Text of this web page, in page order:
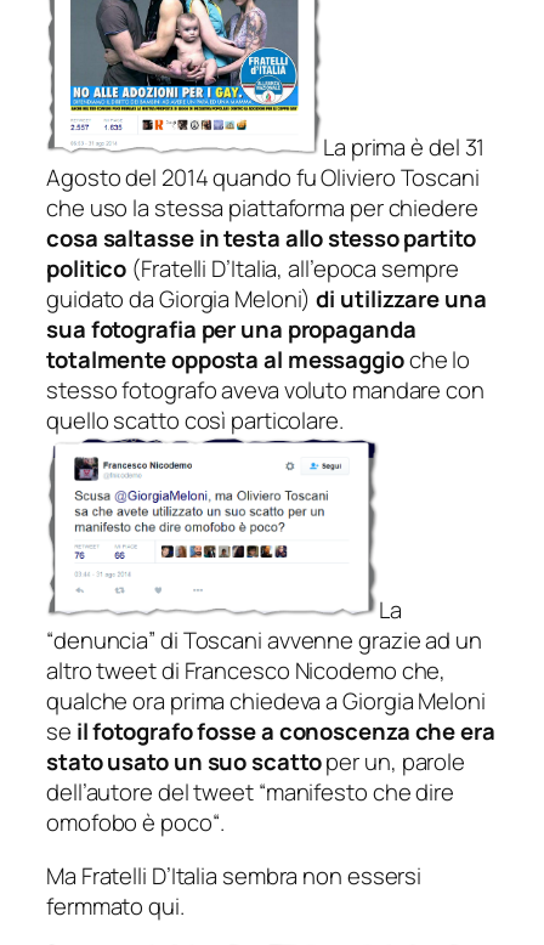
La prima è del 31
Agosto del 2014quando fuOliviero Toscani
che uso la stessa piattaforma per chiedere
cosa saltasse in testa allo stesso partito
politico (Fratelli D’Italia, all’epoca sempre
guidato da Giorgia Meloni)di utilizzare una
sua fotografia per una propaganda
totalmente opposta al messaggioche lo
stesso fotografo aveva voluto mandare con
quello scatto così particolare.
La
“denuncia” di Toscani avvenne grazie ad un
altro tweet di Francesco Nicodemoche,
qualche ora prima chiedeva aGiorgia Meloni
se il fotografo fosse a conoscenza che era
stato usato un suo scattoper un, parole
dell’autore del tweet “manifesto che dire
omofobo è poco“.
Ma Fratelli D’Italia sembra non essersi
fermmato qui.